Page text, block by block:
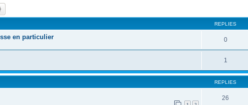
REPLIES
en particulier 0
1
REPLIES
26